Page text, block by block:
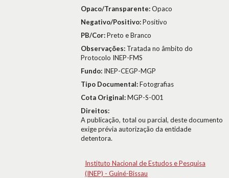
Opaco/Transparente:Opaco
Negativo/Positivo:Positivo
PB/Cor:Preto e Branco
Observações: Tratada no âmbito do
Protocolo INEP-FMS
Fundo: INEP-CEGP-MGP
Tipo Documental:Fotografias
Cota Original:MGP-S-001
Direitos:
A publicação, total ou parcial, deste documento
exige prévia autorização da entidade
detentora.
Instituto Nacional de Estudos e Pesquisa
(INEP) - Guiné-Bissau